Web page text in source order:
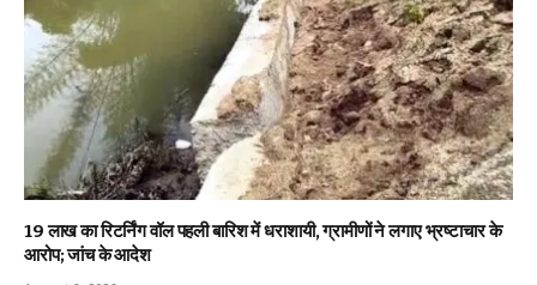
19 लाख का रिटर्निंग वॉल पहली बारिश में धराशायी, ग्रामीणों ने लगाए भ्रष्टाचार के
आरोप; जांच के आदेश